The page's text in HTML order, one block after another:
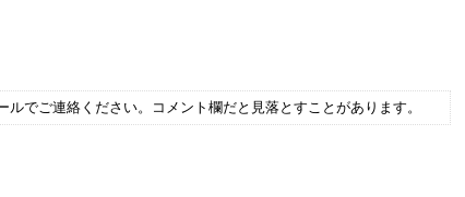
でご連絡ください。コメント欄だと見落とすことがあります。